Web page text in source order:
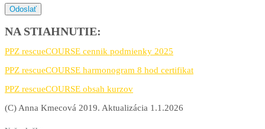
NA STIAHNUTIE:
PPZ rescueCOURSE cennik podmienky 2025
PPZ rescueCOURSE harmonogram 8 hod certifikat
PPZ rescueCOURSE obsah kurzov
(C) Anna Kmecová 2019. Aktualizácia 1.1.2026